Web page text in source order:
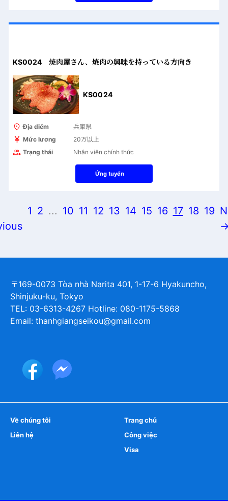
KS0024 焼肉屋さん、焼肉の興味を持っている方向き
KS0024
Địa điểm
兵庫県
Mức lương
20万以上
Trạng thái
Nhân viên chính thức
Ứng tuyển
1 2 ... 10 11 12 13 14 15 16 17 18 19
〒169-0073 Tòa nhà Narita 401, 1-17-6 Hyakuncho,
Shinjuku-ku, Tokyo
TEL: 03-6313-4267 Hotline: 080-1175-5868
Email: thanhgiangseikou@gmail.com
Về chúng tôi
Liên hệ
Trang chủ
Công việc
Visa